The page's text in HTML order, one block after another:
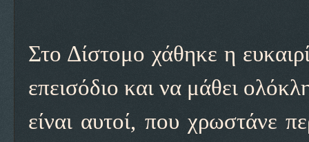
Στο Δίστομο χάθηκε η
επεισόδιο και να μάθει
είναι αυτοί, που χρωστάνε